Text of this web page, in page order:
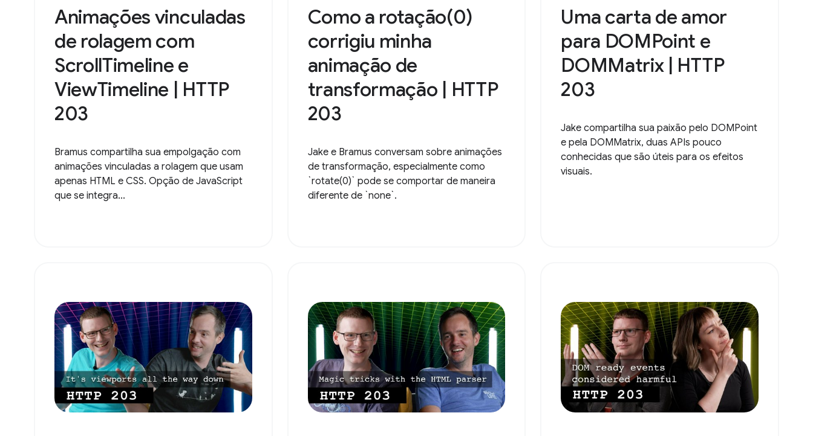
Animações vinculadas
de rolagem com
ScrollTimeline e
ViewTimeline | HTTP
203
Bramus compartilha sua empolgação com
animações vinculadas a rolagem que usam
apenas HTML e CSS. Opção de JavaScript
que se integra...
Como a rotação(0)
corrigiu minha
animação de
transformação | HTTP
203
Jake e Bramus conversam sobre animações
de transformação, especialmente como
`rotate(0)` pode se comportar de maneira
diferente de `none`.
Uma carta de amor
para DOMPoint e
DOMMatrix | HTTP
203
Jake compartilha sua paixão pelo DOMPoint
e pela DOMMatrix, duas APIs pouco
conhecidas que são úteis para os efeitos
visuais.